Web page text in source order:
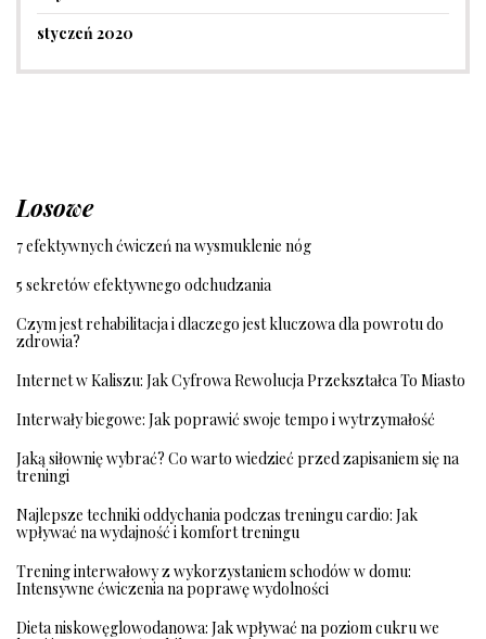
styczeń 2020
Losowe
7 efektywnych ćwiczeń na wysmuklenie nóg
5 sekretów efektywnego odchudzania
Czym jest rehabilitacja i dlaczego jest kluczowa dla powrotu do
zdrowia?
Internet w Kaliszu: Jak Cyfrowa Rewolucja Przekształca To Miasto
Interwały biegowe: Jak poprawić swoje tempo i wytrzymałość
Jaką siłownię wybrać? Co warto wiedzieć przed zapisaniem się na
treningi
Najlepsze techniki oddychania podczas treningu cardio: Jak
wpływać na wydajność i komfort treningu
Trening interwałowy z wykorzystaniem schodów w domu:
Intensywne ćwiczenia na poprawę wydolności
Dieta niskowęglowodanowa: Jak wpływać na poziom cukru we